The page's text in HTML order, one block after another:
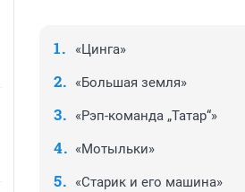
«Цинга»
«Большая земля»
«Рэп-команда „Татар“»
«Мотыльки»
«Старик и его машина»